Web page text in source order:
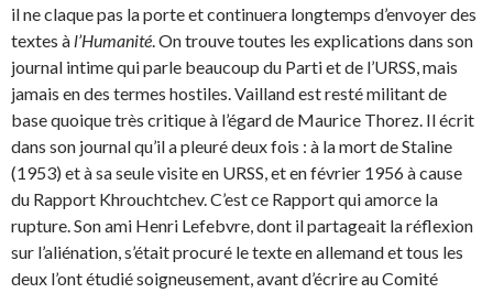
il ne claque pas la porte et continuera longtemps d’envoyer des
textes à l’Humanité. On trouve toutes les explications dans son
journal intime qui parle beaucoup du Parti et de l’URSS, mais
jamais en des termes hostiles. Vailland est resté militant de
base quoique très critique à l’égard de Maurice Thorez. Il écrit
dans son journal qu’il a pleuré deux fois : à la mort de Staline
(1953) et à sa seule visite en URSS, et en février 1956 à cause
du Rapport Khrouchtchev. C’est ce Rapport qui amorce la
rupture. Son ami Henri Lefebvre, dont il partageait la réflexion
sur l’aliénation, s’était procuré le texte en allemand et tous les
deux l’ont étudié soigneusement, avant d’écrire au Comité